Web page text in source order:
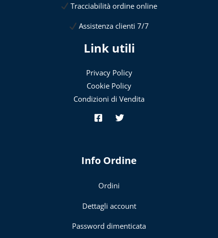
Tracciabilità ordine online
Assistenza clienti 7/7
Link utili
Privacy Policy
Cookie Policy
Condizioni di Vendita
Info Ordine
Ordini
Dettagli account
Password dimenticata